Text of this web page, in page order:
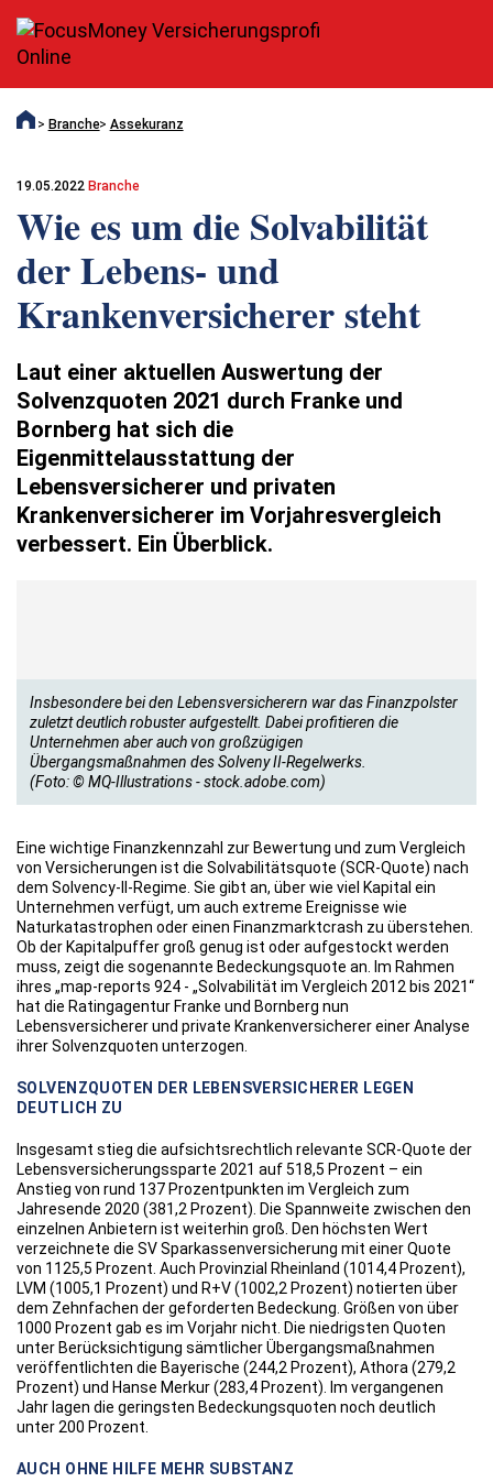
Branche Assekuranz
19.05.2022 Branche
Wie es um die Solvabilität
der Lebens- und
Krankenversicherer steht
Laut einer aktuellen Auswertung der
Solvenzquoten 2021 durch Franke und
Bornberg hat sich die
Eigenmittelausstattung der
Lebensversicherer und privaten
Krankenversicherer im Vorjahresvergleich
verbessert. Ein Überblick.
Insbesondere bei den Lebensversicherern war das Finanzpolster
zuletzt deutlich robuster aufgestellt. Dabei profitieren die
Unternehmen aber auch von großzügigen
Übergangsmaßnahmen des Solveny II-Regelwerks.
(Foto: © MQ-Illustrations - stock.adobe.com)
Eine wichtige Finanzkennzahl zur Bewertung und zum Vergleich
von Versicherungen ist die Solvabilitätsquote (SCR-Quote) nach
dem Solvency-II-Regime. Sie gibt an, über wie viel Kapital ein
Unternehmen verfügt, um auch extreme Ereignisse wie
Naturkatastrophen oder einen Finanzmarktcrash zu überstehen.
Ob der Kapitalpuffer groß genug ist oder aufgestockt werden
muss, zeigt die sogenannte Bedeckungsquote an. Im Rahmen
ihres „map-reports 924 - „Solvabilität im Vergleich 2012 bis 2021“
hat die Ratingagentur Franke und Bornberg nun
Lebensversicherer und private Krankenversicherer einer Analyse
ihrer Solvenzquoten unterzogen.
SOLVENZQUOTEN DER LEBENSVERSICHERER LEGEN
DEUTLICH ZU
Insgesamt stieg die aufsichtsrechtlich relevante SCR-Quote der
Lebensversicherungssparte 2021 auf 518,5 Prozent – ein
Anstieg von rund 137 Prozentpunkten im Vergleich zum
Jahresende 2020 (381,2 Prozent). Die Spannweite zwischen den
einzelnen Anbietern ist weiterhin groß. Den höchsten Wert
verzeichnete die SV Sparkassenversicherung mit einer Quote
von 1125,5 Prozent. Auch Provinzial Rheinland (1014,4 Prozent),
LVM (1005,1 Prozent) und R+V (1002,2 Prozent) notierten über
dem Zehnfachen der geforderten Bedeckung. Größen von über
1000 Prozent gab es im Vorjahr nicht. Die niedrigsten Quoten
unter Berücksichtigung sämtlicher Übergangsmaßnahmen
veröffentlichten die Bayerische (244,2 Prozent), Athora (279,2
Prozent) und Hanse Merkur (283,4 Prozent). Im vergangenen
Jahr lagen die geringsten Bedeckungsquoten noch deutlich
unter 200 Prozent.
AUCH OHNE HILFE MEHR SUBSTANZ